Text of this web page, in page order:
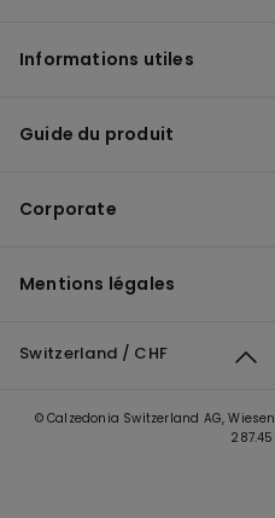
Informations utiles
Guide du produit
Corporate
Mentions légales
Switzerland / CHF
© Calzedonia Switzerland AG,